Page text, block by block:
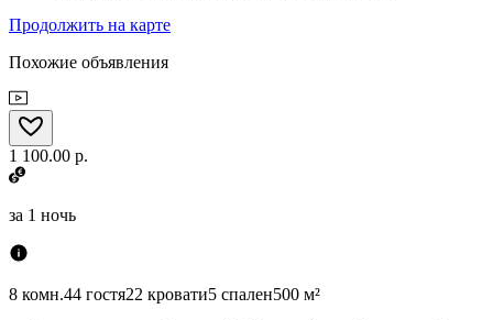
Продолжить на карте
Похожие объявления
1 100.00 р.
за 1 ночь
8 комн.44 гостя22 кровати5 спален500 м²